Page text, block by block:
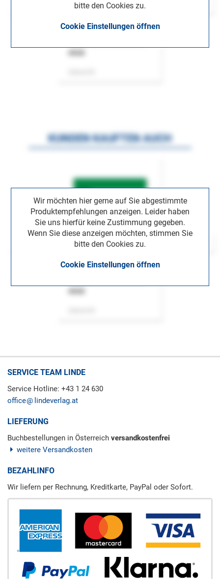
bitte den Cookies zu.
Cookie Einstellungen öffnen
Wir möchten hier gerne auf Sie abgestimmte
Produktempfehlungen anzeigen. Leider haben
Sie uns hierfür keine Zustimmung gegeben.
Wenn Sie diese anzeigen möchten, stimmen Sie
bitte den Cookies zu.
Cookie Einstellungen öffnen
KUNDEN KAUFTEN AUCH
SERVICE TEAM LINDE
Service Hotline: +43 1 24 630
office
lindeverlag.at
LIEFERUNG
Buchbestellungen in Österreich versandkostenfrei
weitere Versandkosten
BEZAHLINFO
Wir liefern per Rechnung, Kreditkarte, PayPal oder Sofort.